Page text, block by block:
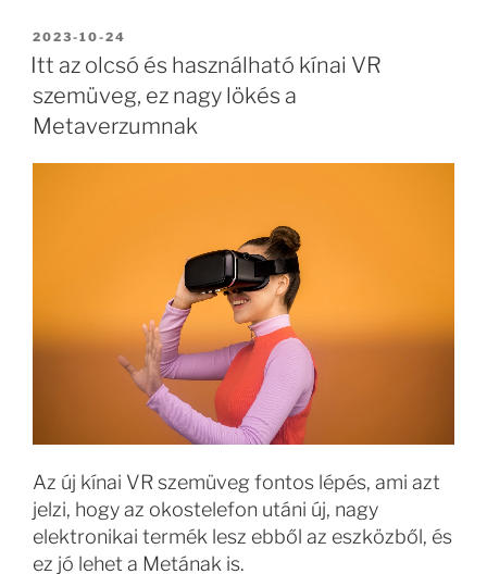
BEKÜLDVE:
2023-10-24
Itt az olcsó és használható kínai VR
szemüveg, ez nagy lökés a
Metaverzumnak
Az új kínai VR szemüveg fontos lépés, ami azt
jelzi, hogy az okostelefon utáni új, nagy
elektronikai termék lesz ebből az eszközből, és
ez jó lehet a Metának is.